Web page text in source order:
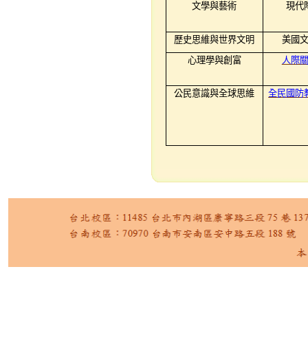
文學與藝術
現代
歷史思維與世界文明
美國
心理學與創富
人際
公民意識與全球思維 全民國防